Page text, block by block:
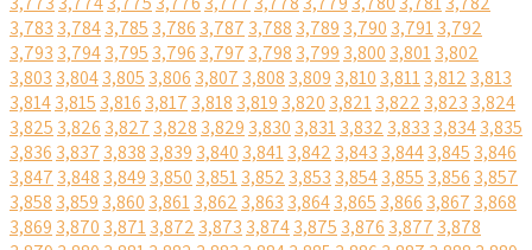
3,783 3,7843,785 3,786 3,787 3,788 3,789 3,790 3,7913,792
3,793 3,7943,795 3,796 3,797 3,798 3,799 3,800 3,8013,802
3,803 3,8043,805 3,806 3,807 3,808 3,809 3,810 3,8113,812 3,813
3,8143,815 3,816 3,817 3,818 3,819 3,820 3,8213,822 3,823 3,824
3,825 3,826 3,827 3,828 3,829 3,830 3,8313,832 3,833 3,8343,835
3,836 3,837 3,838 3,839 3,840 3,8413,842 3,843 3,8443,845 3,846
3,847 3,848 3,849 3,850 3,8513,852 3,853 3,8543,855 3,856 3,857
3,858 3,859 3,860 3,8613,862 3,863 3,8643,865 3,866 3,867 3,868
3,869 3,870 3,8713,872 3,873 3,8743,875 3,876 3,877 3,878